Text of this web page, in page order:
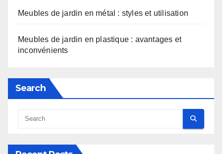
Meubles de jardin en métal : styles et utilisation
Meubles de jardin en plastique : avantages et
inconvénients
Search